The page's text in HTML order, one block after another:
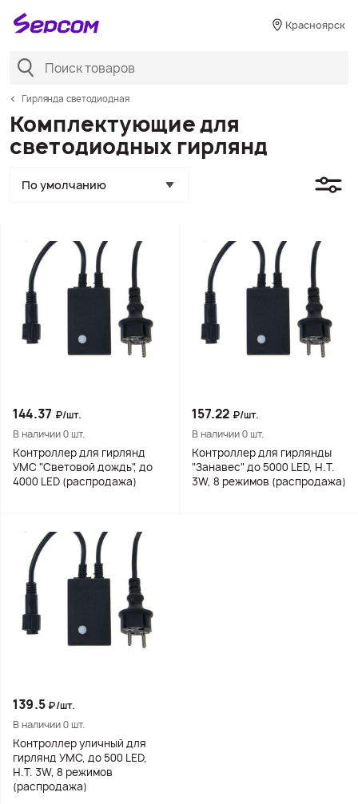
Красноярск
Гирлянда светодиодная
Комплектующие для
светодиодных гирлянд
По умолчанию
144.37 ₽/шт.
В наличии 0 шт.
Контроллер для гирлянд
УМС "Световой дождь", до
4000 LED (распродажа)
157.22 ₽/шт.
В наличии 0 шт.
Контроллер для гирлянды
"Занавес" до 5000 LED, Н.Т.
3W, 8 режимов (распродажа)
139.5 ₽/шт.
В наличии 0 шт.
Контроллер уличный для
гирлянд УМС, до 500 LED,
Н.Т. 3W, 8 режимов
(распродажа)